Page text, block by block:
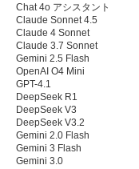
Chat 4o アシスタント
Claude Sonnet 4.5
Claude 4 Sonnet
Claude 3.7 Sonnet
Gemini 2.5 Flash
OpenAI O4 Mini
GPT-4.1
DeepSeek R1
DeepSeek V3
DeepSeek V3.2
Gemini 2.0 Flash
Gemini 3 Flash
Gemini 3.0